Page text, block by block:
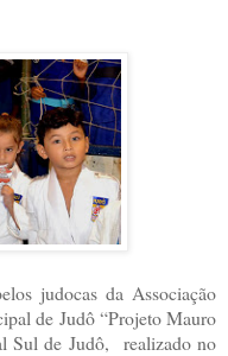
judocas da Associação
de Judô “Projeto Mauro
Sul de Judô, realizado no